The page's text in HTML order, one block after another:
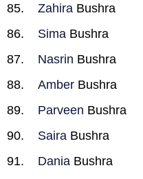
Zahira Bushra
Sima Bushra
Nasrin Bushra
Amber Bushra
Parveen Bushra
Saira Bushra
Dania Bushra